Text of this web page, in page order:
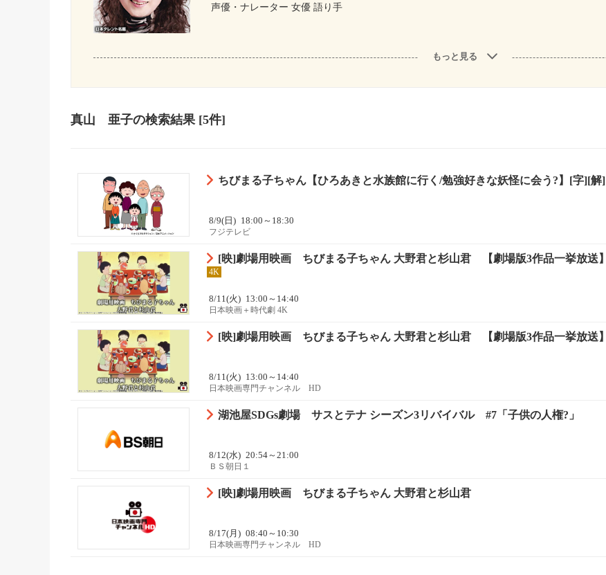
声優・ナレーター 女優 語り手
もっと見る
真山 亜子の検索結果 [5件]
ちびまる子ちゃん【ひろあきと水族館に行く/勉強好きな妖怪に会う?】[字][解]
8/9(日) 18:00～18:30
フジテレビ
[映]劇場用映画 ちびまる子ちゃん 大野君と杉山君 【劇場版3作品一挙放送】
4K
8/11(火) 13:00～14:40
日本映画＋時代劇 4K
[映]劇場用映画 ちびまる子ちゃん 大野君と杉山君 【劇場版3作品一挙放送】
8/11(火) 13:00～14:40
日本映画専門チャンネル HD
湖池屋SDGs劇場 サスとテナ シーズン3リバイバル #7「子供の人権?」
8/12(水) 20:54～21:00
ＢＳ朝日１
[映]劇場用映画 ちびまる子ちゃん 大野君と杉山君
8/17(月) 08:40～10:30
日本映画専門チャンネル HD